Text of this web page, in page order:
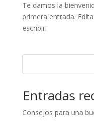
Te damos la
primera entrada.
escribir!
Entradas
Consejos para una